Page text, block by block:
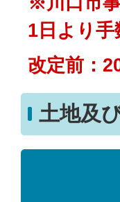
1日より
改定前：
土地及